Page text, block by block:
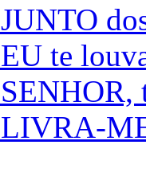
JUNTO
EU te
SENHOR,
LIVRA-